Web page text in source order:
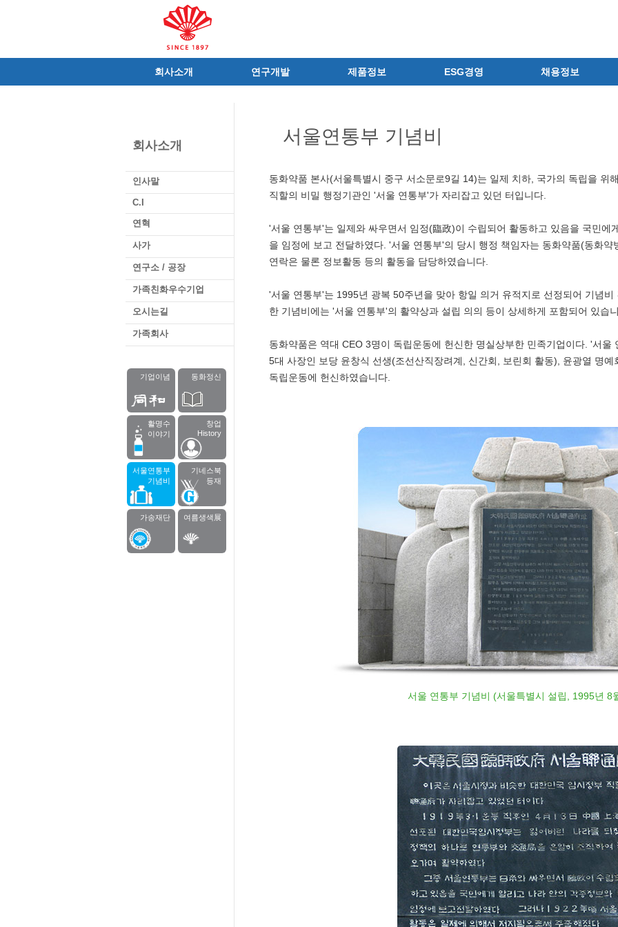
회사소개
사가
연구소/공장
가족친화우수기업
오시는길
연구개발
조직 및 업무
주요 연구과제
기술혁신 네트워크
제품정보
전문의약품
일반의약품
의약외품
건강기능식품
식품ㆍ음료
공산품ㆍ기타
ESG경영
윤리경영
사이버제보센터
사회공헌
지배구조
채용정보
자주하는 질문
채용 Q&A
회사소개
인사말
C.I
연혁
사가
연구소 / 공장
가족친화우수기업
오시는길
가족회사
기업이념 동화정신
활명수
이야기
창업
History
서울연통부
기념비
기네스북
등재
가송재단 여름생색展
서울연통부 기념비
동화약품 본사(서울특별시 중구 서소문로9길 14)는 일제 치하, 국가의 독립을 위
직할의 비밀 행정기관인 '서울 연통부'가 자리잡고 있던 터입니다.
'서울 연통부'는 일제와 싸우면서 임정(臨政)이 수립되어 활동하고 있음을 국민에
을 임정에 보고 전달하였다. '서울 연통부'의 당시 행정 책임자는 동화약품(동화
연락은 물론 정보활동 등의 활동을 담당하였습니다.
'서울 연통부'는 1995년 광복 50주년을 맞아 항일 의거 유적지로 선정되어 기념
한 기념비에는 '서울 연통부'의 활약상과 설립 의의 등이 상세하게 포함되어 있습
동화약품은 역대 CEO 3명이 독립운동에 헌신한 명실상부한 민족기업이다. '서
5대 사장인 보당 윤창식 선생(조선산직장려계, 신간회, 보린회 활동), 윤광열 명
독립운동에 헌신하였습니다.
서울 연통부 기념비 (서울특별시 설립, 1995년 8